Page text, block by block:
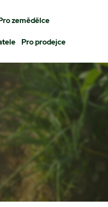
zemědělce
Pro prodejce